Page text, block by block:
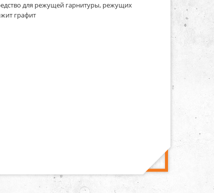
для режущей гарнитуры, режущих
графит